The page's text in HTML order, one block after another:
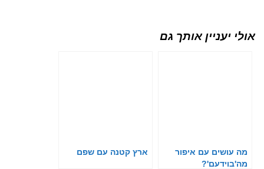
אולי יעניין אותך גם
מה עושים עם איפור
מה'בוידעם'?
ארץ קטנה עם שפם